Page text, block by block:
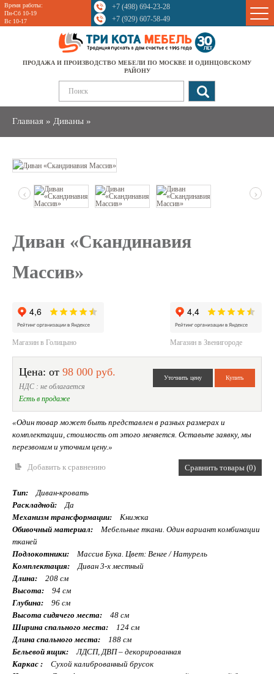
Время работы:
Пн-Сб 10-19
Вс 10-17
+7 (498) 694-23-28
+7 (929) 607-58-49
ПРОДАЖА И ПРОИЗВОДСТВО МЕБЕЛИ ПО МОСКВЕ И ОДИНЦОВСКОМУ
РАЙОНУ
Главная » Диваны »
Sale
‹ ›
Диван «Скандинавия
Массив»
Магазин в Голицыно Магазин в Звенигороде
Цена: от 98 000 руб.
НДС : не облагается
Есть в продаже
«Один товар может быть представлен в разных размерах и
комплектации, стоимость от этого меняется. Оставьте заявку, мы
перезвоним и уточним цену.»
Добавить к сравнению Сравнить товары (0)
Тип:
Диван-кровать
Раскладной:
Да
Механизм трансформации:
Книжка
Обивочный материал:
Мебельные ткани. Один вариант комбинации
тканей
Подлокотники:
Массив Бука. Цвет: Венге / Натурель
Комплектация:
Диван 3-х местный
Длина:
208 см
Высота:
94 см
Глубина:
96 см
Высота сидячего места:
48 см
Ширина спального места:
124 см
Длина спального места:
188 см
Бельевой ящик:
ЛДСП, ДВП – декорированная
Каркас :
Сухой калиброванный брусок